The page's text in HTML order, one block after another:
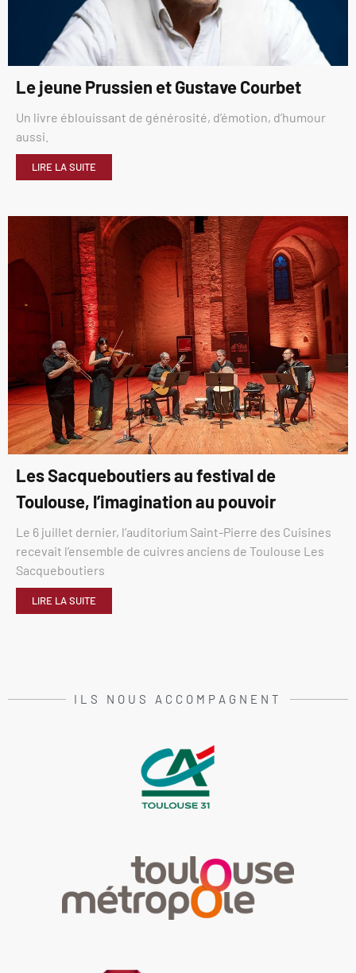
Le jeune Prussien et Gustave Courbet
Un livre éblouissant de générosité, d’émotion, d’humour
aussi.
LIRE LA SUITE
Les Sacqueboutiers au festival de
Toulouse, l’imagination au pouvoir
Le 6 juillet dernier, l’auditorium Saint-Pierre des Cuisines
recevait l’ensemble de cuivres anciens de Toulouse Les
Sacqueboutiers
LIRE LA SUITE
ILS NOUS ACCOMPAGNENT